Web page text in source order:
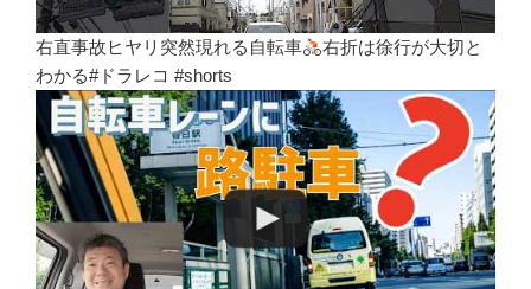
右直事故ヒヤリ突然現れる自転車
右折は徐行が大切と
わかる#ドラレコ #shorts